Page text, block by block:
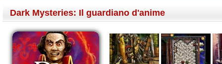
Dark Mysteries: Il guardiano d'anime